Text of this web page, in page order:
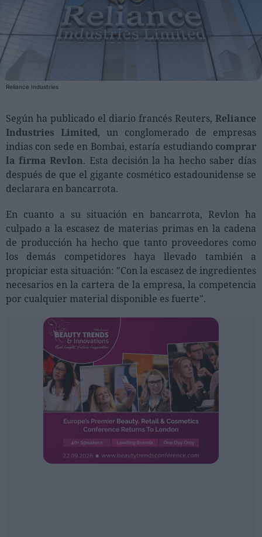
Sostenibilidad
Personas
Moda y Lujo
Lanzamientos
Proveedores
Estética
Perfumería
Salud
Moda
Lujo
Eventos
Agenda de actividades
Ferias sectoriales
Formaciones destacadas
Registrarse
INICIAR SESIÓN
EN
Reliance Industries
Según ha publicado el diario francés Reuters, Reliance
Industries Limited, un conglomerado de empresas
indias con sede en Bombai, estaría estudiando comprar
la firma Revlon. Esta decisión la ha hecho saber días
después de que el gigante cosmético estadounidense se
declarara en bancarrota.
En cuanto a su situación en bancarrota, Revlon ha
culpado a la escasez de materias primas en la cadena
de producción ha hecho que tanto proveedores como
los demás competidores haya llevado también a
propiciar esta situación: "Con la escasez de ingredientes
necesarios en la cartera de la empresa, la competencia
por cualquier material disponible es fuerte".